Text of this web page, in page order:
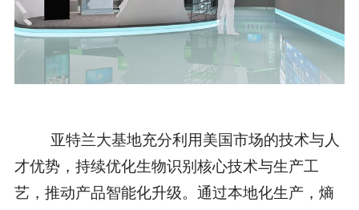
亚特兰大基地充分利用美国市场的技术与人
才优势，持续优化生物识别核心技术与生产工
艺，推动产品智能化升级。通过本地化生产，熵